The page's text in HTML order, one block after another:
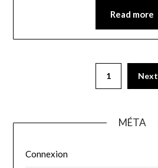
Read more
1 Next
MÉTA
Connexion